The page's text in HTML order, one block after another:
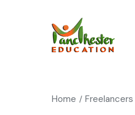
Home Freelancers